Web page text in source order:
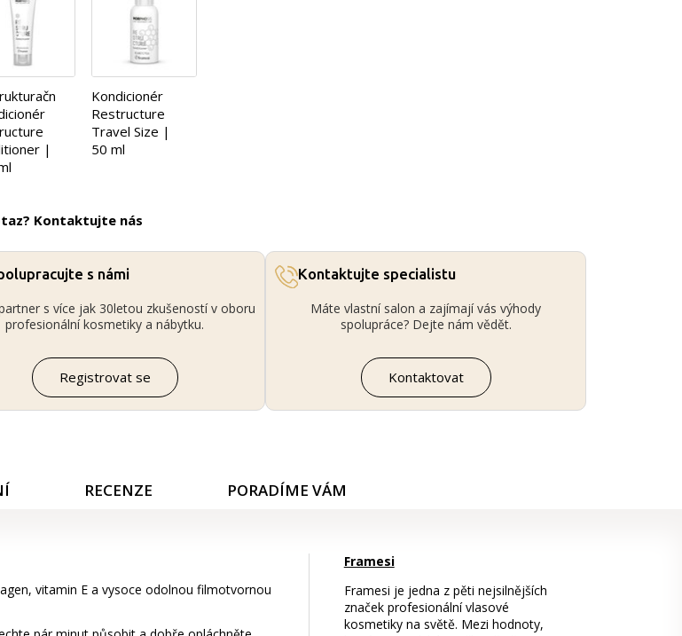
|
Kondicionér
Restructure
Travel Size |
50 ml
Kontaktujte nás
s námi
s více jak 30letou zkušeností v oboru
profesionální kosmetiky a nábytku.
Registrovat se
Kontaktujte specialistu
Máte vlastní salon a zajímají vás výhody
spolupráce? Dejte nám vědět.
Kontaktovat
RECENZE PORADÍME VÁM
vitamin E a vysoce odolnou filmotvornou
Framesi
Framesi je jedna z pěti nejsilnějších
značek profesionální vlasové
kosmetiky na světě. Mezi hodnoty,